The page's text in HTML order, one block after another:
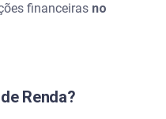
financeiras no
Renda?